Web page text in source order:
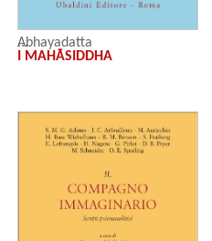
Abhayadatta
I MAHĀSIDDHA